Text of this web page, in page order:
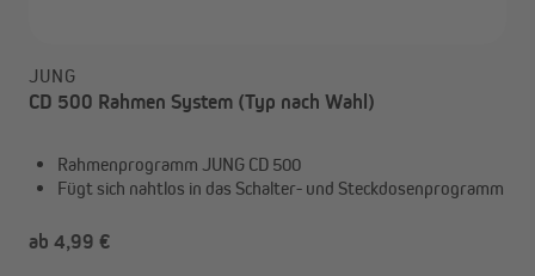
JUNG
CD 500 Rahmen System (Typ nach Wahl)
Rahmenprogramm JUNG CD 500
Fügt sich nahtlos in das Schalter- und Steckdosenprogramm
ab 4,99 €